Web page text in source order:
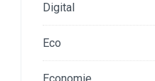
Digital
Eco